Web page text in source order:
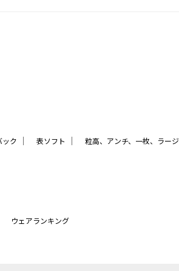
ック ｜ 表ソフト ｜ 粒高、アンチ、一枚、ラージ
ウェアランキング